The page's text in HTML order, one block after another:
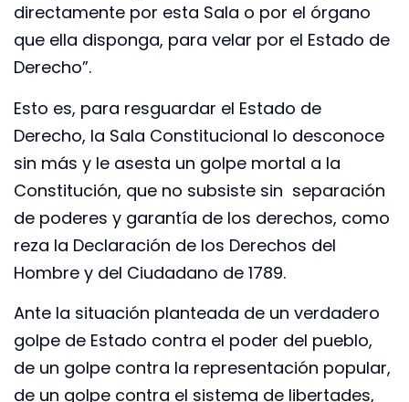
directamente por esta Sala o por el órgano
que ella disponga, para velar por el Estado de
Derecho”.
Esto es, para resguardar el Estado de
Derecho, la Sala Constitucional lo desconoce
sin más y le asesta un golpe mortal a la
Constitución, que no subsiste sin separación
de poderes y garantía de los derechos, como
reza la Declaración de los Derechos del
Hombre y del Ciudadano de 1789.
Ante la situación planteada de un verdadero
golpe de Estado contra el poder del pueblo,
de un golpe contra la representación popular,
de un golpe contra el sistema de libertades,